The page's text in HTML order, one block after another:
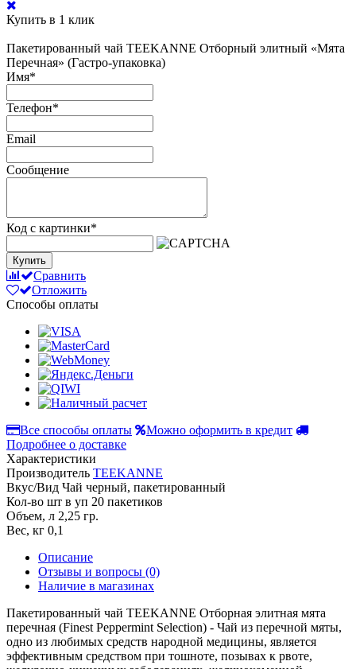
Купить в 1 клик
Пакетированный чай TEEKANNE Отборный элитный «Мята
Перечная» (Гастро-упаковка)
Имя*
Телефон*
Email
Сообщение
Код с картинки*
Купить
Сравнить
Отложить
Способы оплаты
Все способы оплаты
Можно оформить в кредит
Подробнее о доставке
Характеристики
Производитель TEEKANNE
Вкус/Вид Чай черный, пакетированный
Кол-во шт в уп 20 пакетиков
Объем, л 2,25 гр.
Вес, кг 0,1
Описание
Отзывы и вопросы (0)
Наличие в магазинах
Пакетированный чай TEEKANNE Отборная элитная мята
перечная (Finest Peppermint Selection) - Чай из перечной мяты,
одно из любимых средств народной медицины, является
эффективным средством при тошноте, позывах к рвоте,